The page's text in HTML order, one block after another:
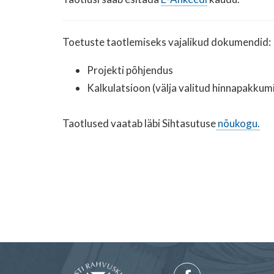
Toetuste taotlemiseks vajalikud dokumendid:
Projekti põhjendus
Kalkulatsioon (välja valitud
Taotlused vaatab läbi Sihtasutusenõukogu.